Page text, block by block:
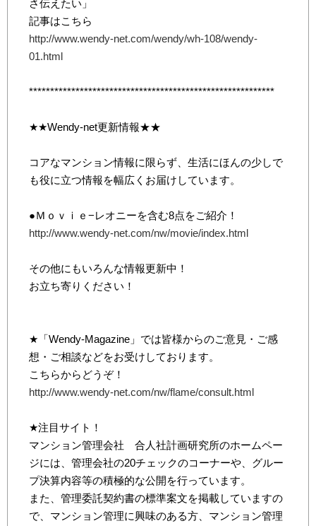
さ伝えたい」
記事はこちら
http://www.wendy-net.com/wendy/wh-108/wendy-
01.html
**********************************************************
★★Wendy-net更新情報★★
コアなマンション情報に限らず、生活にほんの少しで
も役に立つ情報を幅広くお届けしています。
●Ｍｏｖｉｅ−レオニーを含む8点をご紹介！
http://www.wendy-net.com/nw/movie/index.html
その他にもいろんな情報更新中！
お立ち寄りください！
★「Wendy-Magazine」では皆様からのご意見・ご感
想・ご相談などをお受けしております。
こちらからどうぞ！
http://www.wendy-net.com/nw/flame/consult.html
★注目サイト！
マンション管理会社 合人社計画研究所のホームペー
ジには、管理会社の20チェックのコーナーや、グルー
プ決算内容等の積極的な公開を行っています。
また、管理委託契約書の標準案文を掲載していますの
で、マンション管理に興味のある方、マンション管理